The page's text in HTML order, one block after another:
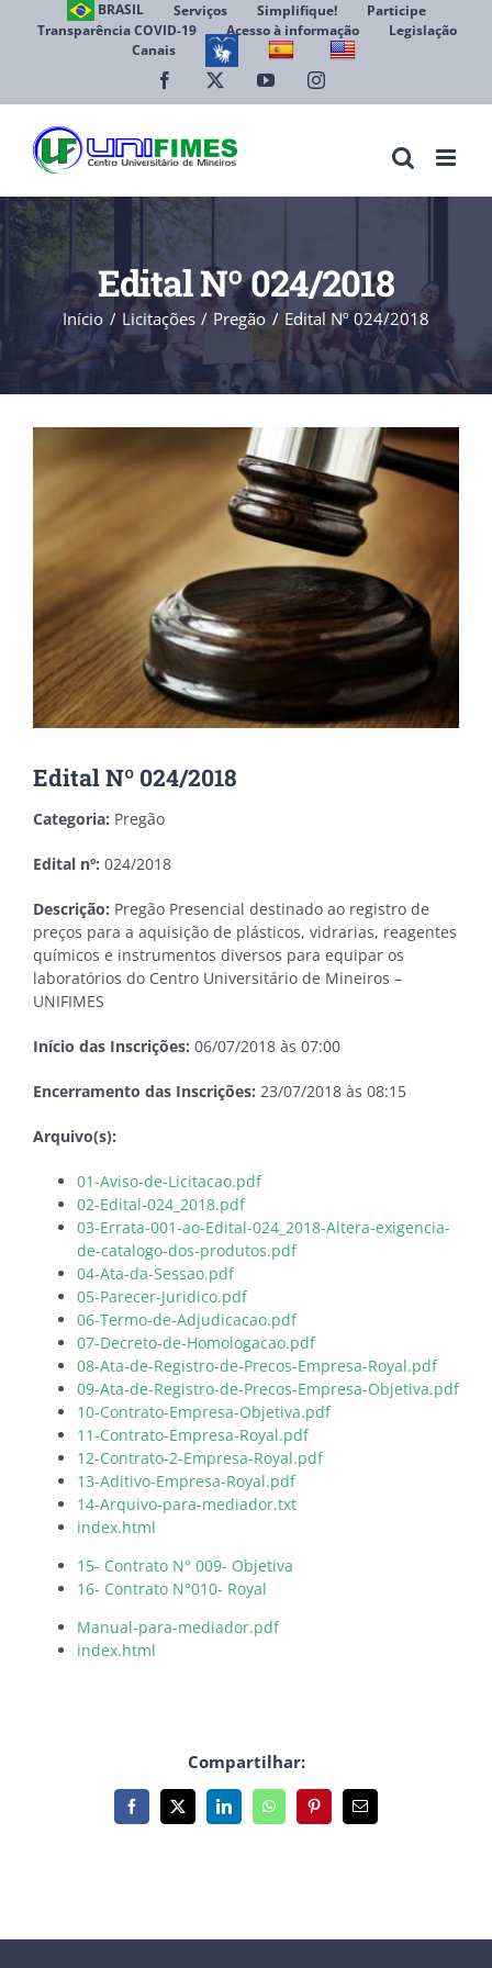
BRASIL Serviços Simplifique!
Participe
Transparência COVID-19
Acesso à informação
Legislação
Canais
Facebook YouTubeInstagram
Edital Nº 024/2018
Início Licitações Pregão Edital Nº 024/2018
Larger
Image
Edital Nº 024/2018
Categoria: Pregão
Edital nº: 024/2018
Descrição: Pregão Presencial destinado ao registro de
preços para a aquisição de plásticos, vidrarias, reagentes
químicos e instrumentos diversos para equipar os
laboratórios do Centro Universitário de Mineiros –
UNIFIMES
Início das Inscrições: 06/07/2018 às 07:00
Encerramento das Inscrições: 23/07/2018 às 08:15
Arquivo(s):
01-Aviso-de-Licitacao.pdf
02-Edital-024_2018.pdf
03-Errata-001-ao-Edital-024_2018-Altera-exigencia-
de-catalogo-dos-produtos.pdf
04-Ata-da-Sessao.pdf
05-Parecer-Juridico.pdf
06-Termo-de-Adjudicacao.pdf
07-Decreto-de-Homologacao.pdf
08-Ata-de-Registro-de-Precos-Empresa-Royal.pdf
09-Ata-de-Registro-de-Precos-Empresa-Objetiva.pdf
10-Contrato-Empresa-Objetiva.pdf
11-Contrato-Empresa-Royal.pdf
12-Contrato-2-Empresa-Royal.pdf
13-Aditivo-Empresa-Royal.pdf
14-Arquivo-para-mediador.txt
index.html
15- Contrato N° 009- Objetiva
16- Contrato N°010- Royal
Manual-para-mediador.pdf
index.html
Compartilhar:
Facebook
X LinkedInWhatsAppPinterest
E-
mail